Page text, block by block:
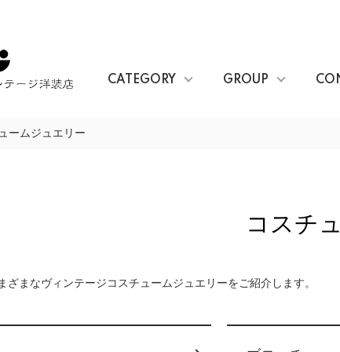
CATEGORY GROUP
ームジュエリー
コスチ
ざまなヴィンテージコスチュームジュエリーをご紹介します。